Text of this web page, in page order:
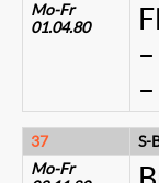
Mo-Fr
01.04.80
37
S-
Mo-Fr